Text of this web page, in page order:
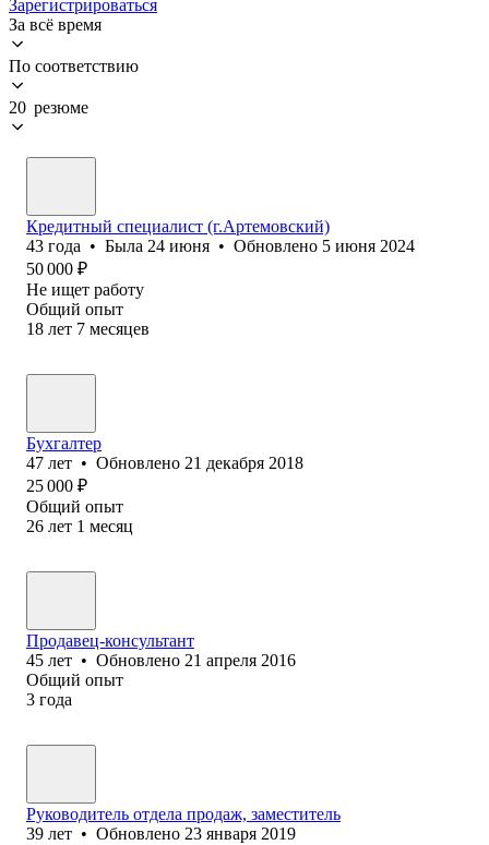
Зарегистрироваться
За всё время
По соответствию
20 резюме
Кредитный специалист (г.Артемовский)
43 года • Была 24 июня • Обновлено 5 июня 2024
50 000 ₽
Не ищет работу
Общий опыт
18 лет 7 месяцев
Бухгалтер
47 лет • Обновлено 21 декабря 2018
25 000 ₽
Общий опыт
26 лет 1 месяц
Продавец-консультант
45 лет • Обновлено 21 апреля 2016
Общий опыт
3 года
Руководитель отдела продаж, заместитель
39 лет • Обновлено 23 января 2019